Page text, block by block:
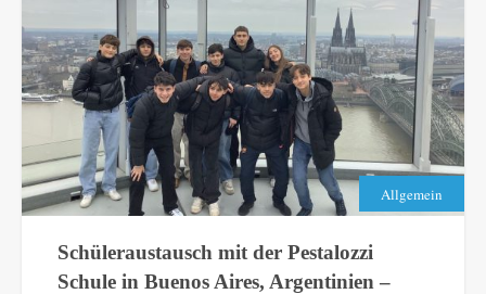
Allgemein
Schüleraustausch mit der Pestalozzi
Schule in Buenos Aires, Argentinien –